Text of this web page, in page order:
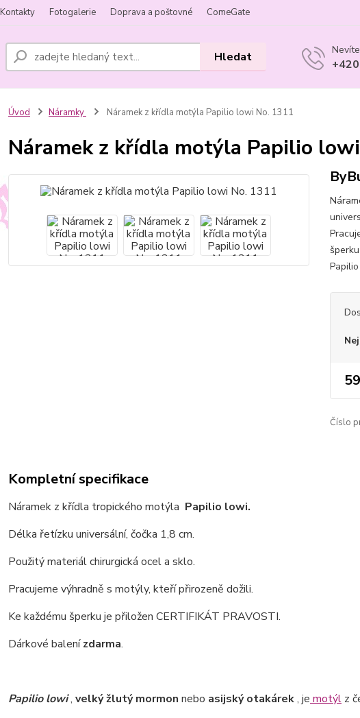
Kontakty Fotogalerie Doprava a poštovné ComeGate
Hledat
Úvod Náramky Náramek z křídla motýla Papilio lowi No. 1311
Náramek z křídla motýla Papilio
Číslo
Kompletní specifikace
Náramek z křídla tropického motýla Papilio lowi.
Délka řetízku universální, čočka 1,8 cm.
Použitý materiál chirurgická ocel a sklo.
Pracujeme výhradně s motýly, kteří přirozeně dožili.
Ke každému šperku je přiložen CERTIFIKÁT PRAVOSTI.
Dárkové balenízdarma.
Papilio lowi, velký žlutý mormon nebo asijský otakárek, je motýlz